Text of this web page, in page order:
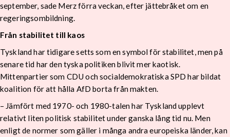
september, sade Merz förra veckan, efter jättebråket om en
regeringsombildning.
Från stabilitet till kaos
Tyskland har tidigare setts som en symbol för stabilitet, men på
senare tid har den tyska politiken blivit mer kaotisk.
Mittenpartier som CDU och socialdemokratiska SPD har bildat
koalition för att hålla AfD borta från makten.
– Jämfört med 1970- och 1980-talen har Tyskland upplevt
relativt liten politisk stabilitet under ganska lång tid nu. Men
enligt de normer som gäller i många andra europeiska länder, kan